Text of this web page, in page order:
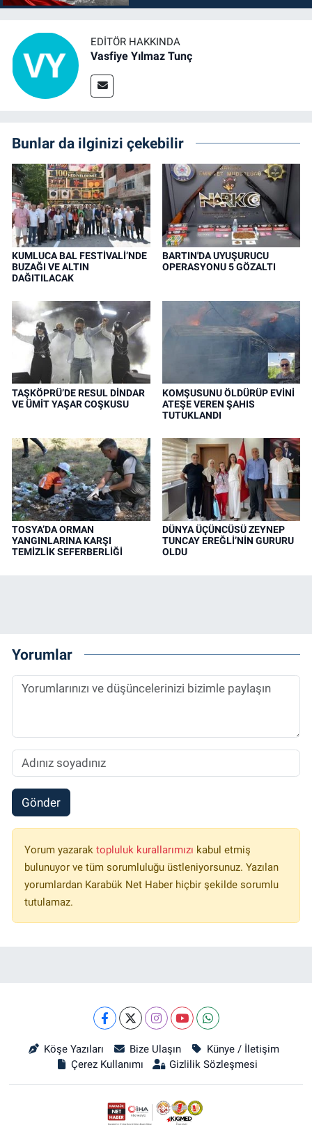
EDITÖR HAKKINDA
Vasfiye Yılmaz Tunç
Bunlar da ilginizi çekebilir
KUMLUCA BAL FESTİVALİ’NDE
BUZAĞI VE ALTIN
DAĞITILACAK
BARTIN'DA UYUŞURUCU
OPERASYONU 5 GÖZALTI
TAŞKÖPRÜ’DE RESUL DİNDAR
VE ÜMİT YAŞAR COŞKUSU
KOMŞUSUNU ÖLDÜRÜP EVİNİ
ATEŞE VEREN ŞAHIS
TUTUKLANDI
TOSYA’DA ORMAN
YANGINLARINA KARŞI
TEMİZLİK SEFERBERLİĞİ
DÜNYA ÜÇÜNCÜSÜ ZEYNEP
TUNCAY EREĞLİ’NİN GURURU
OLDU
Yorumlar
Gönder
Yorum yazarak topluluk kurallarımızı kabul etmiş
bulunuyor ve tüm sorumluluğu üstleniyorsunuz. Yazılan
yorumlardan Karabük Net Haber hiçbir şekilde sorumlu
tutulamaz.
Köşe Yazıları Bize Ulaşın
Künye / İletişim
Çerez Kullanımı
Gizlilik Sözleşmesi